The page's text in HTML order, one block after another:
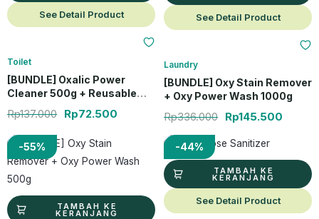
See Detail Product
Toilet
[BUNDLE] Oxalic Power
Cleaner 500g + Reusable
Rp137.000 Rp72.500
See Detail Product
Laundry
[BUNDLE] Oxy Stain Remover
+ Oxy Power Wash 1000g
Rp336.000 Rp145.500
-55%
TAMBAH KE
KERANJANG
Harga aslinya adalah: Rp176.000.
Harga saat ini adalah: Rp79.500.
-44%
TAMBAH KE
KERANJANG
See Detail Product
Harga aslinya